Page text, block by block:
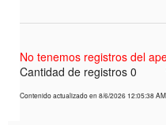
No tenemos registros del
Cantidad de registros 0
Contenido actualizado en 8/6/2026 12:05:38 AM